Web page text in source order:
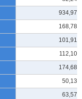
934,973
168,780
101,917
112,105
174,683
50,134
63,574